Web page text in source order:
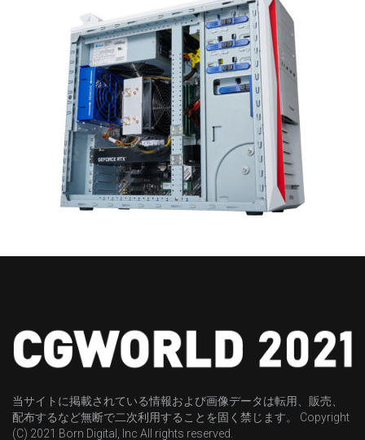
当サイトに掲載されている情報および画像データは転用、販売、
配布するなど無断で二次利用することを固く禁じます。 Copyright
(C) 2021 Born Digital, Inc All rights reserved.